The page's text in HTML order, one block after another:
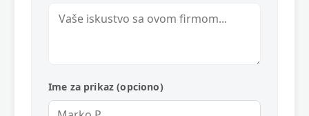
Ime za prikaz (opciono)